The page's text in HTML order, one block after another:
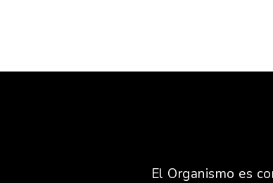
El Organismo es